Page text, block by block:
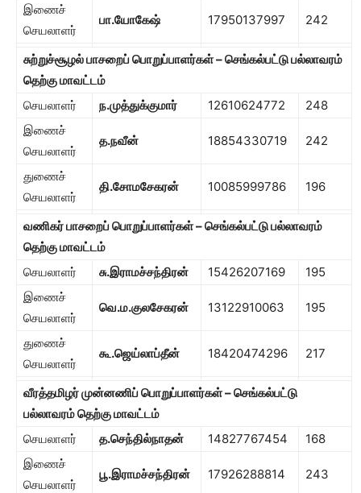
இணைச்
செயலாளர்
பா.யோகேஷ் 17950137997 242
சுற்றுச்சூழல் பாசறைப் பொறுப்பாளர்கள் – செங்கல்பட்டு பல்லாவரம்
தெற்கு மாவட்டம்
செயலாளர்
ந.முத்துக்குமார் 12610624772
248
இணைச்
செயலாளர்
த.நவீன் 18854330719 242
துணைச்
செயலாளர்
தி.சோமசேகரன் 10085999786 196
வணிகர் பாசறைப் பொறுப்பாளர்கள் – செங்கல்பட்டு பல்லாவரம்
தெற்கு மாவட்டம்
செயலாளர்
சு.இராமச்சந்திரன் 15426207169
195
இணைச்
செயலாளர்
வெ.ம.குலசேகரன் 13122910063 195
துணைச்
செயலாளர்
கூ.ஜெய்லாப்தீன் 18420474296 217
வீரத்தமிழர் முன்னணிப் பொறுப்பாளர்கள் – செங்கல்பட்டு
பல்லாவரம் தெற்கு மாவட்டம்
செயலாளர்
த.செந்தில்நாதன் 14827767454
168
இணைச்
செயலாளர்
பூ.இராமச்சந்திரன் 17926288814 243